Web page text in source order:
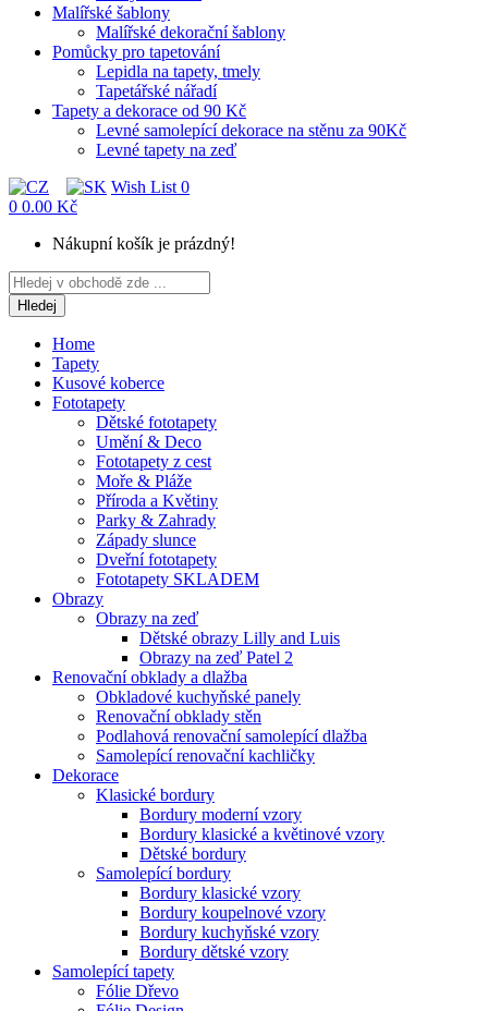
Malířské šablony
Malířské dekorační šablony
Pomůcky pro tapetování
Lepidla na tapety, tmely
Tapetářské nářadí
Tapety a dekorace od 90 Kč
Levné samolepící dekorace na stěnu za 90Kč
Levné tapety na zeď
Wish List 0
0 0.00 Kč
Nákupní košík je prázdný!
Hledej
Home
Tapety
Kusové koberce
Fototapety
Dětské fototapety
Umění & Deco
Fototapety z cest
Moře & Pláže
Příroda a Květiny
Parky & Zahrady
Západy slunce
Dveřní fototapety
Fototapety SKLADEM
Obrazy
Obrazy na zeď
Dětské obrazy Lilly and Luis
Obrazy na zeď Patel 2
Renovační obklady a dlažba
Obkladové kuchyňské panely
Renovační obklady stěn
Podlahová renovační samolepící dlažba
Samolepící renovační kachličky
Dekorace
Klasické bordury
Bordury moderní vzory
Bordury klasické a květinové vzory
Dětské bordury
Samolepící bordury
Bordury klasické vzory
Bordury koupelnové vzory
Bordury kuchyňské vzory
Bordury dětské vzory
Samolepící tapety
Fólie Dřevo